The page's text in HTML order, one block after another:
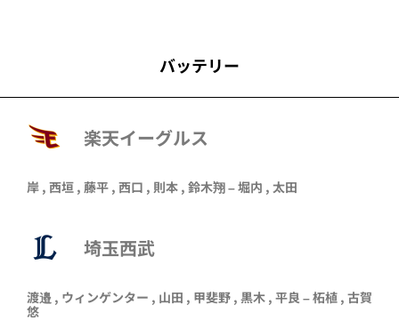
バッテリー
楽天イーグルス
岸 , 西垣 , 藤平 , 西口 , 則本 , 鈴木翔–堀内 , 太田
埼玉西武
渡邉 , ウィンゲンター , 山田 , 甲斐野 , 黒木 , 平良 –柘植 , 古賀
悠